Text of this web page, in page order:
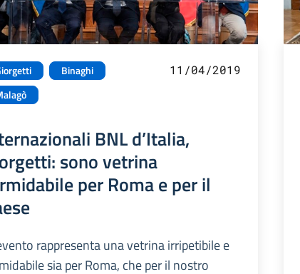
Binaghi
11/04/2019
BNL d’Italia,
sono vetrina
per Roma e per il
rappresenta una vetrina irripetibile e
sia per Roma, che per il nostro